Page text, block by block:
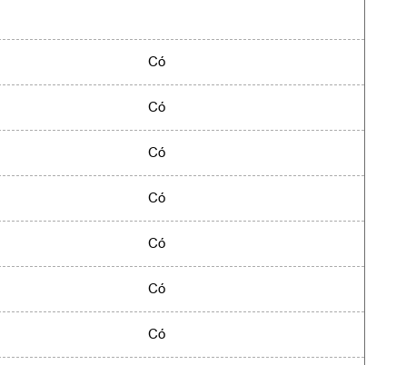
Có
Có
Có
Có
Có
Có
Có